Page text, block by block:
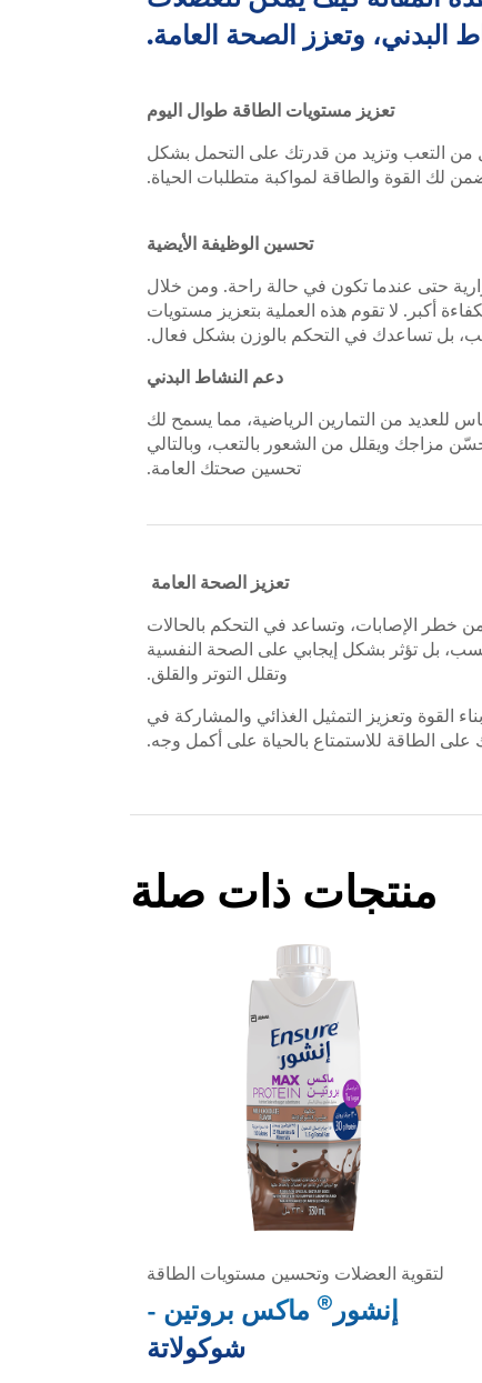
البدني، وتعزز الصحة العامة.
تعزيز مستويات الطاقة طوال اليوم
من التعب وتزيد من قدرتك على التحمل بشكل
لك القوة والطاقة لمواكبة متطلبات الحياة.
تحسين الوظيفة الأيضية
حتى عندما تكون في حالة راحة. ومن خلال
أكبر. لا تقوم هذه العملية بتعزيز مستويات
بل تساعدك في التحكم بالوزن بشكل فعال.
دعم النشاط البدني
للعديد من التمارين الرياضية، مما يسمح لك
مزاجك ويقلل من الشعور بالتعب، وبالتالي
تحسين صحتك العامة.
تعزيز الصحة العامة
خطر الإصابات، وتساعد في التحكم بالحالات
بل تؤثر بشكل إيجابي على الصحة النفسية
وتقلل التوتر والقلق.
القوة وتعزيز التمثيل الغذائي والمشاركة في
الطاقة للاستمتاع بالحياة على أكمل وجه.
منتجات ذات صلة
لتقوية العضلات وتحسين مستويات الطاقة
إنشور ® ماكس بروتين -
شوكولاتة